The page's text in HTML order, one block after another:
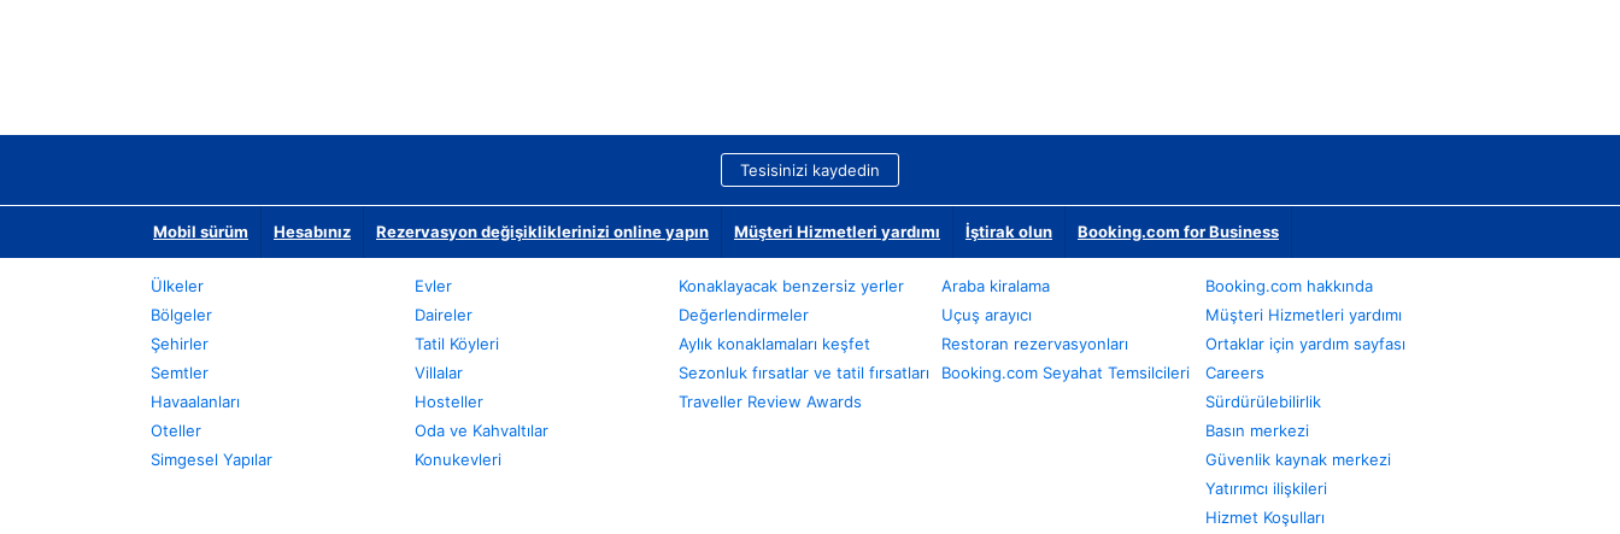
Tesisinizi kaydedin
Mobil sürüm Hesabınız Rezervasyon değişikliklerinizi online yapın Müşteri Hizmetleri yardımı İştirak olun Booking.com for Business
Ülkeler
Bölgeler
Şehirler
Semtler
Havaalanları
Oteller
Simgesel Yapılar
Evler
Daireler
Tatil Köyleri
Villalar
Hosteller
Oda ve Kahvaltılar
Konukevleri
Konaklayacak benzersiz yerler
Değerlendirmeler
Aylık konaklamaları keşfet
Sezonluk fırsatlar ve tatil fırsatları
Traveller Review Awards
Araba kiralama
Uçuş arayıcı
Restoran rezervasyonları
Booking.com Seyahat Temsilcileri
Booking.com hakkında
Müşteri Hizmetleri yardımı
Ortaklar için yardım sayfası
Careers
Sürdürülebilirlik
Basın merkezi
Güvenlik kaynak merkezi
Yatırımcı ilişkileri
Hizmet Koşulları